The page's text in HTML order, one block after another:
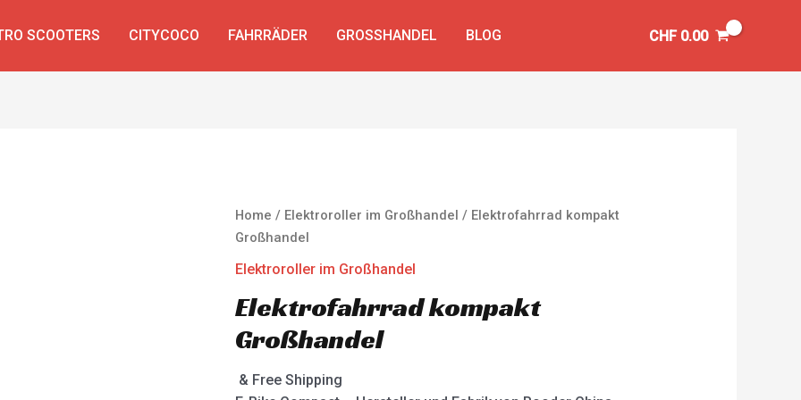
SCOOTERS CITYCOCO FAHRRÄDER GROSSHANDEL BLOG CHF0.00
Home / Elektroroller im Großhandel / Elektrofahrrad kompakt
Großhandel
Elektroroller im Großhandel
Elektrofahrrad kompakt
Großhandel
& Free Shipping